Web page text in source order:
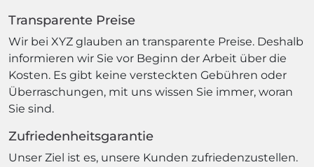
Transparente Preise
Wir bei XYZ glauben an transparente Preise. Deshalb
informieren wir Sie vor Beginn der Arbeit über die
Kosten. Es gibt keine versteckten Gebühren oder
Überraschungen, mit uns wissen Sie immer, woran
Sie sind.
Zufriedenheitsgarantie
Unser Ziel ist es, unsere Kunden zufriedenzustellen.